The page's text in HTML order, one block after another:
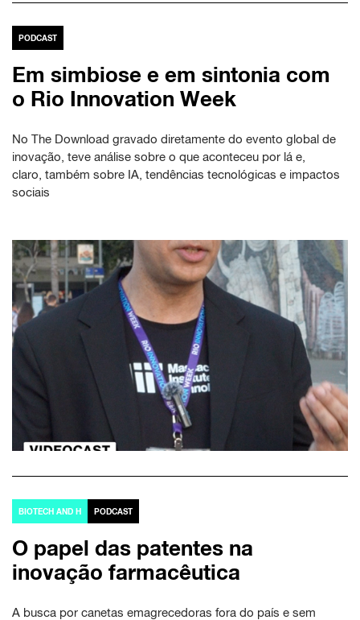
PODCAST
Em simbiose e em sintonia com
o Rio Innovation Week
No The Download gravado diretamente do evento global de
inovação, teve análise sobre o que aconteceu por lá e,
claro, também sobre IA, tendências tecnológicas e impactos
sociais
BIOTECH AND H PODCAST
O papel das patentes na
inovação farmacêutica
A busca por canetas emagrecedoras fora do país e sem